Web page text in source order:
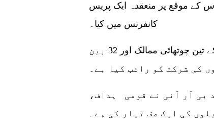
کے موقع پر منعقدہ ایک پریس
کانفرنس میں کیا۔
انہوں نے کہا کہ بیلٹ اینڈ روڈ انیشیٹو نے دنیا کے تین چوتھائی ممالک اور 32 بین
کی شرکت کو راغب کیا ہے۔
بی آر آئی نے قومی ہداف،
کی ایک صف تیار کی ہے۔